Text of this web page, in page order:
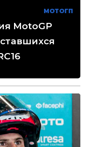
МОТОГП
MotoGP